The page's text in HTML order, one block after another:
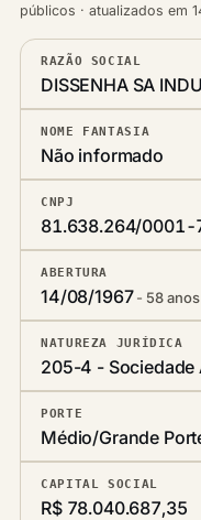
públicos · atualizados em
RAZÃO SOCIAL
DISSENHA SA
NOME FANTASIA
Não informado
CNPJ
81.638.264/0001-
ABERTURA
14/08/1967 58
NATUREZA JURÍDICA
205-4 - Sociedade
PORTE
Médio/Grande
CAPITAL SOCIAL
R$ 78.040.687,35